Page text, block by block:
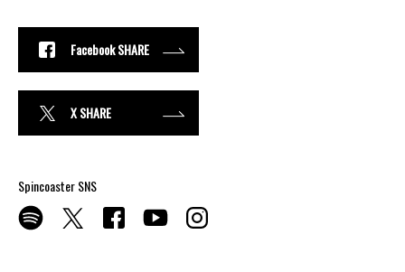
Facebook SHARE
X SHARE
Spincoaster SNS